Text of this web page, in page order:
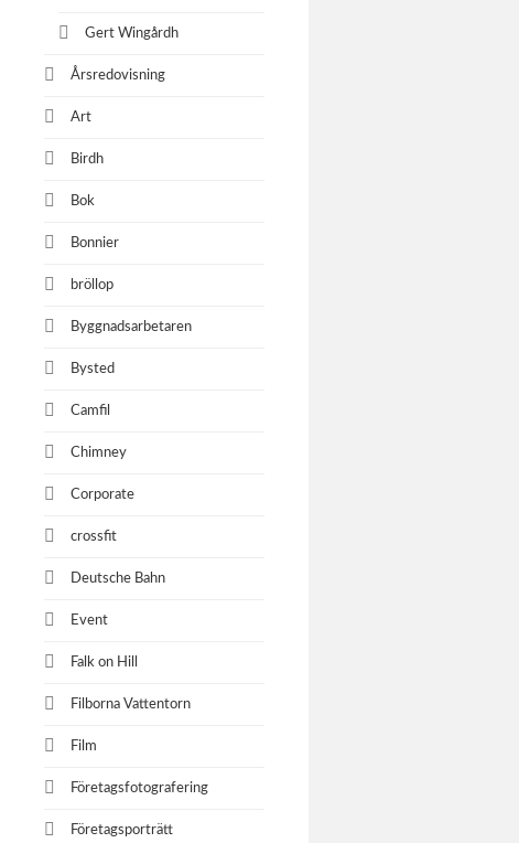
Gert Wingårdh
Årsredovisning
Art
Birdh
Bok
Bonnier
bröllop
Byggnadsarbetaren
Bysted
Camfil
Chimney
Corporate
crossfit
Deutsche Bahn
Event
Falk on Hill
Filborna Vattentorn
Film
Företagsfotografering
Företagsporträtt